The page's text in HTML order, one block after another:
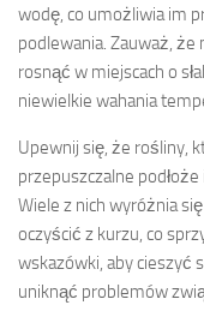
wodę, co umożliwia im
podlewania. Zauważ, że
rosnąć w miejscach o
niewielkie wahania
Upewnij się, że rośliny,
przepuszczalne
Wiele z nich wyróżnia się
oczyścić z kurzu, co
wskazówki, aby cieszyć
uniknąć problemów